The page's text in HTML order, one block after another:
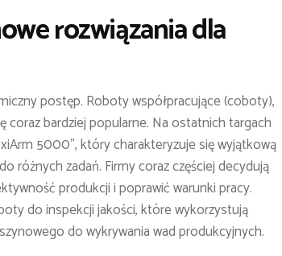
rozwiązania dla
postęp. Roboty współpracujące (coboty),
coraz bardziej popularne. Na ostatnich targach
5000”, który charakteryzuje się wyjątkową
różnych zadań. Firmy coraz częściej decydują
produkcji i poprawić warunki pracy.
do inspekcji jakości, które wykorzystują
do wykrywania wad produkcyjnych.